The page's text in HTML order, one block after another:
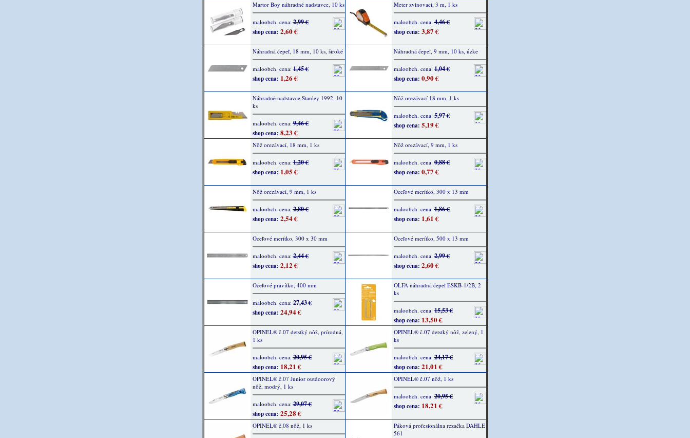
Martor Boy náhradné nadstavce, 10 ks
maloobch. cena:2,99 €
shop cena: 2,60 €
Meter zvinovací, 3 m, 1 ks
maloobch. cena:4,46 €
shop cena: 3,87 €
Náhradná čepeľ, 18 mm, 10 ks, široké
maloobch. cena:1,45 €
shop cena: 1,26 €
Náhradná čepeľ, 9 mm, 10 ks, úzke
maloobch. cena:1,04 €
shop cena: 0,90 €
Náhradné nadstavce Stanley 1992, 10
ks
maloobch. cena:9,46 €
shop cena: 8,23 €
Nôž orezávací 18 mm, 1 ks
maloobch. cena:5,97 €
shop cena: 5,19 €
Nôž orezávací, 18 mm, 1 ks
maloobch. cena:1,20 €
shop cena: 1,05 €
Nôž orezávací, 9 mm, 1 ks
maloobch. cena:0,88 €
shop cena: 0,77 €
Nôž orezávací, 9 mm, 1 ks
maloobch. cena:2,80 €
shop cena: 2,54 €
Oceľové merítko, 300 x 13 mm
maloobch. cena:1,86 €
shop cena: 1,61 €
Oceľové merítko, 300 x 30 mm
maloobch. cena:2,44 €
shop cena: 2,12 €
Oceľové merítko, 500 x 13 mm
maloobch. cena:2,99 €
shop cena: 2,60 €
Oceľové pravítko, 400 mm
maloobch. cena:27,43 €
shop cena: 24,94 €
OLFA náhradná čepeľ ESKB-1/2B, 2
ks
maloobch. cena:15,53 €
shop cena: 13,50 €
OPINEL® č.07 detstký nôž, prírodná,
1 ks
maloobch. cena:20,95 €
shop cena: 18,21 €
OPINEL® č.07 detstký nôž, zelený, 1
ks
maloobch. cena:24,17 €
shop cena: 21,01 €
OPINEL® č.07 Junior outdoorový
nôž, modrý, 1 ks
maloobch. cena:29,07 €
shop cena: 25,28 €
OPINEL® č.07 nôž, 1 ks
maloobch. cena:20,95 €
shop cena: 18,21 €
OPINEL® č.08 nôž, 1 ks
Páková profesionálna rezačka DAHLE
561